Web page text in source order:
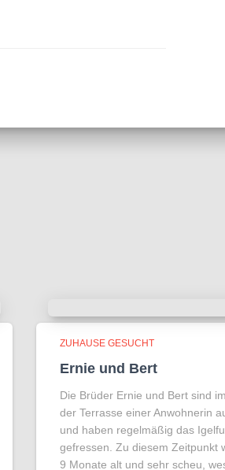
ZUHAUSE GESUCHT
Ernie und Bert
Die Brüder Ernie und Bert sind
der Terrasse einer Anwohnerin
und haben regelmäßig das
gefressen. Zu diesem Zeitpunkt
9 Monate alt und sehr scheu,